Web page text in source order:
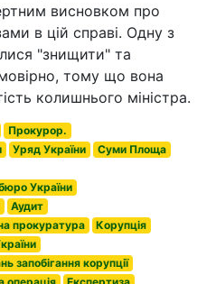
висновком про
в цій справі. Одну з
"знищити" та
тому що вона
колишнього міністра.
Прокурор.
Уряд України
Суми Площа
України
Аудит
прокуратура
Корупція
запобігання корупції